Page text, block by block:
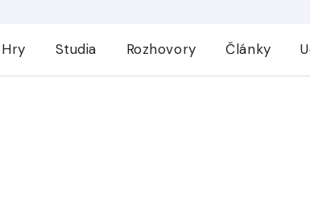
Hry Studia Rozhovory Články